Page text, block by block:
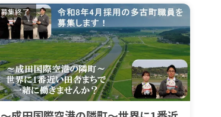
募集終了